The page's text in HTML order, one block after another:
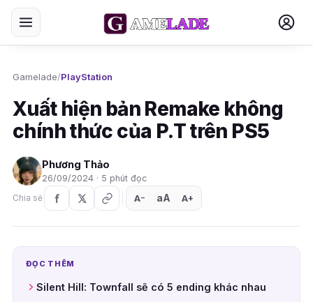
Gamelade/PlayStation
Xuất hiện bản Remake không
chính thức của P.T trên PS5
Phương Thảo
26/09/2024 · 5 phút đọc
Chia sẻ
A− aA A+
ĐỌC THÊM
Silent Hill: Townfall sẽ có 5 ending khác nhau